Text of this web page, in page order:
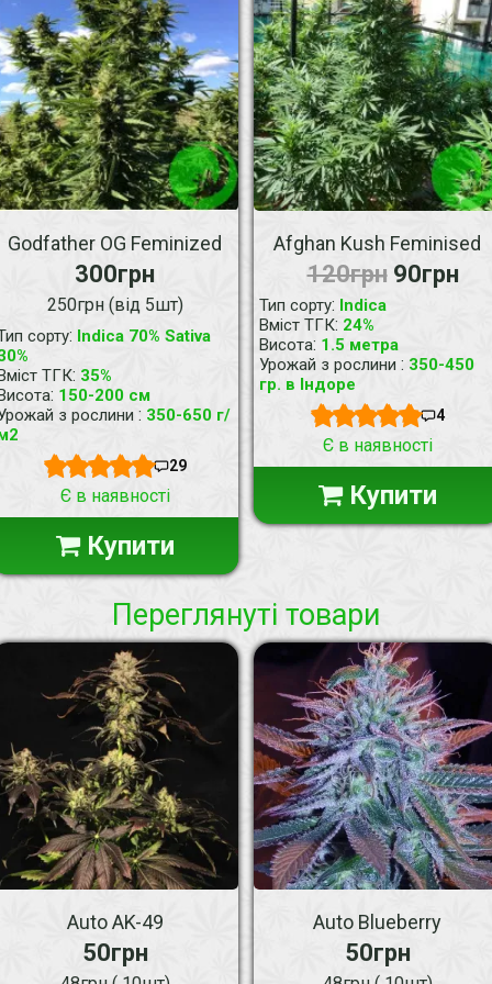
Godfather OG Feminized
300грн
250грн (від 5шт)
сорту: Indica 70% Sativa
ТГК: 35%
: 150-200 см
з рослини : 350-650 г/
29
Є в наявності
Купити
Afghan Kush Feminised
120грн 90грн
Тип сорту: Indica
Вміст ТГК: 24%
Висота: 1.5 метра
Урожай з рослини : 350-450
гр. в Індоре
4
Є в наявності
Купити
Переглянуті товари
Auto AK-49
50грн
Auto Blueberry
50грн